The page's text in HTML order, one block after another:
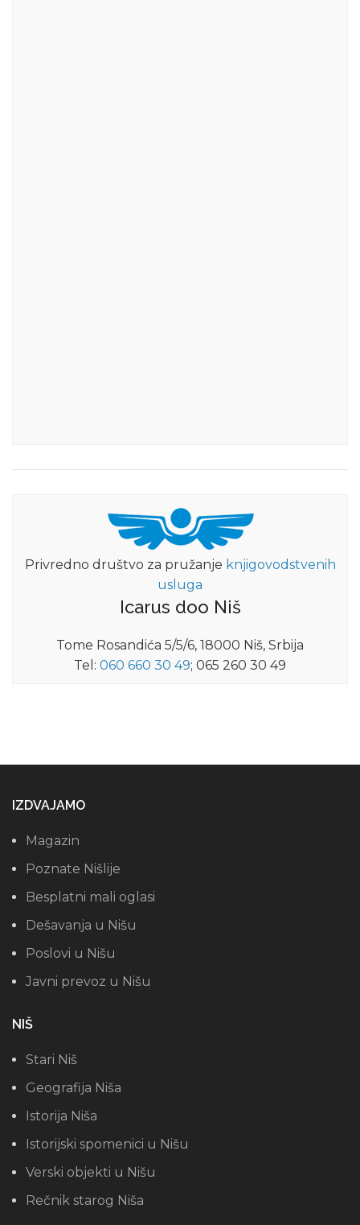
Privredno društvo za pružanje knjigovodstvenih
usluga
Icarus doo Niš
Tome Rosandića 5/5/6, 18000 Niš, Srbija
Tel: 060 660 30 49; 065 260 30 49
IZDVAJAMO
Magazin
Poznate Nišlije
Besplatni mali oglasi
Dešavanja u Nišu
Poslovi u Nišu
Javni prevoz u Nišu
NIŠ
Stari Niš
Geografija Niša
Istorija Niša
Istorijski spomenici u Nišu
Verski objekti u Nišu
Rečnik starog Niša